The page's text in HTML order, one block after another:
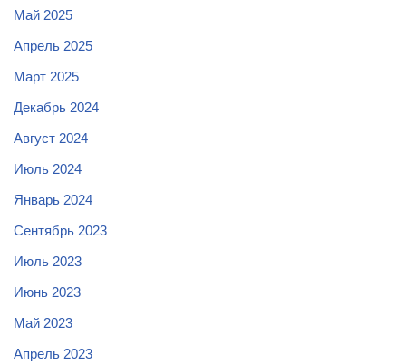
Май 2025
Апрель 2025
Март 2025
Декабрь 2024
Август 2024
Июль 2024
Январь 2024
Сентябрь 2023
Июль 2023
Июнь 2023
Май 2023
Апрель 2023